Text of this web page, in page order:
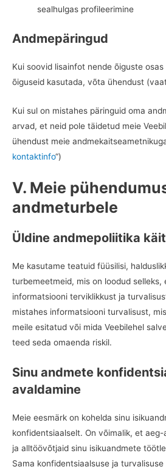
sealhulgas profileerimine
Andmepäringud
Kui soovid lisainfot nende õiguste
õiguseid kasutada, võta ühendust
Kui sul on mistahes päringuid oma
arvad, et neid pole täidetud meie
ühendust meie
kontaktinfo“)
V. Meie
andmeturbele
Üldine andmepoliitika
Me kasutame teatuid füüsilisi,
turbemeetmeid, mis on loodud selleks,
informatsiooni terviklikkust ja
mistahes informatsiooni turvalisust,
meile esitatud või mida Veebilehel
teed seda omaenda riskil.
Sinu andmete
avaldamine
Meie eesmärk on kohelda sinu
konfidentsiaalselt. On võimalik, et
ja alltöövõtjaid sinu isikuandmete
Sama konfidentsiaalsuse ja